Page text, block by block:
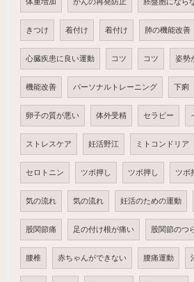
体重増加 がんの再発防止 胚盤胞になら
きつけ 着付け 着付け 肺の機能改善
心臓疾患に良い運動 コツ コツ 姿勢
機能改善 パーソナルトレーニング 下痢
卵子の質が悪い 体外受精 セラピー
ストレスケア 妊活野江 ミトコンドリア
セロトニン ツボ押し ツボ押し ツボ
気の流れ 気の流れ 妊活のための運動
股関節痛 足の付け根が痛い 股関節のつ
腰椎 赤ちゃんができない 腰痛運動